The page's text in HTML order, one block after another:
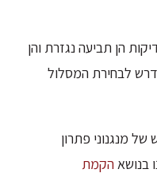
הן תביעה נגזרת והן
לבחירת המסלול
מנגנוני פתרון
בנושאהקמת